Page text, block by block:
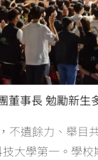
董事長 勉勵新生
遺餘力、舉目
大學第一。學